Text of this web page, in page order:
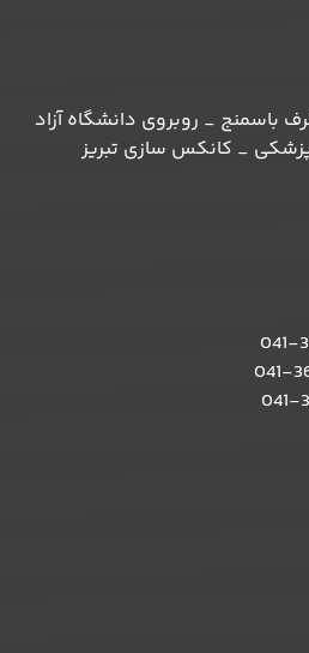
باسمنج _ روبروی دانشگاه آزاد
_ کانکس سازی تبریز